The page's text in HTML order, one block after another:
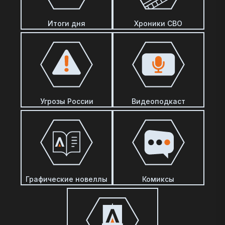
Итоги дня Хроники СВО
Угрозы России Видеоподкаст
Графические новеллы Комиксы